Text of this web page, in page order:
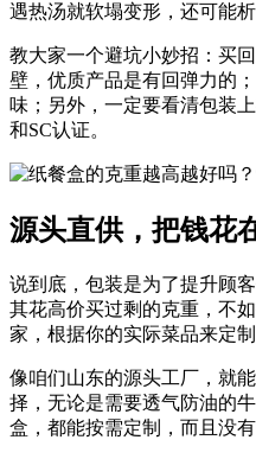
遇热汤就软塌变形，还可能析
教大家一个避坑小妙招：买
壁，优质产品是有回弹力的
味；另外，一定要看清包装
和SC认证。
源头直供，把钱花
说到底，包装是为了提升顾
其花高价买过剩的克重，不
家 ，根据你的实际菜品来定制
像咱们山东的源头工厂，就
择，无论是需要透气防油的
盒，都能按需定制，而且没